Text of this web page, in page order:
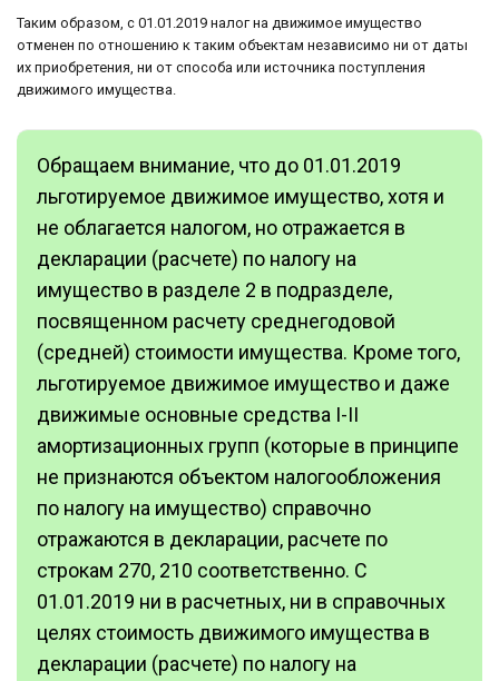
Таким образом, с 01.01.2019 налог на движимое имущество
отменен по отношению к таким объектам независимо ни от даты
их приобретения, ни от способа или источника поступления
движимого имущества.
Обращаем внимание, что до 01.01.2019
льготируемое движимое имущество, хотя и
не облагается налогом, но отражается в
декларации (расчете) по налогу на
имущество в разделе 2 в подразделе,
посвященном расчету среднегодовой
(средней) стоимости имущества. Кроме того,
льготируемое движимое имущество и даже
движимые основные средства I-II
амортизационных групп (которые в принципе
не признаются объектом налогообложения
по налогу на имущество) справочно
отражаются в декларации, расчете по
строкам 270, 210 соответственно. С
01.01.2019 ни в расчетных, ни в справочных
целях стоимость движимого имущества в
декларации (расчете) по налогу на